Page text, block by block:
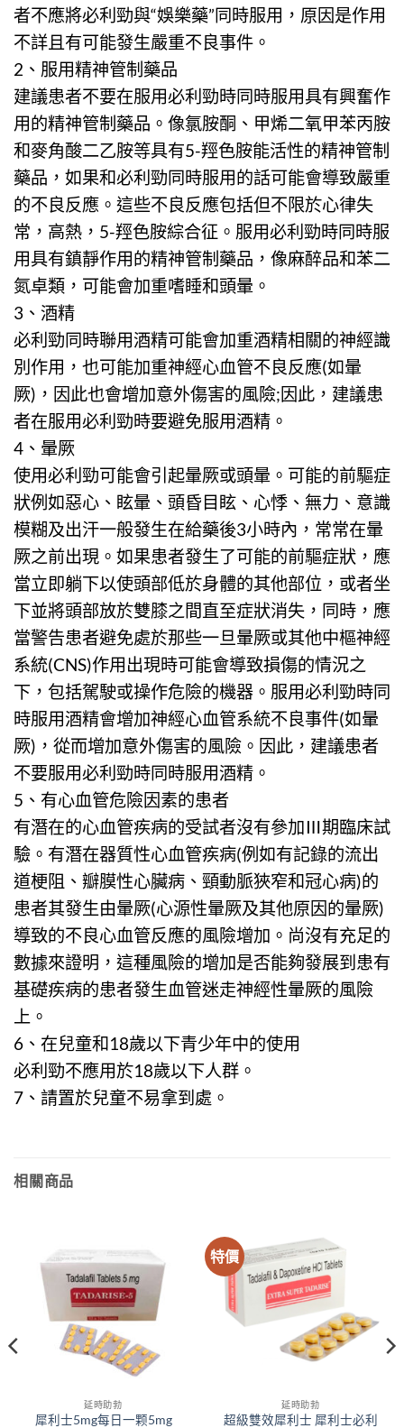
者不應將必利勁與“娛樂藥”同時服用，原因是作用
不詳且有可能發生嚴重不良事件。
2、服用精神管制藥品
建議患者不要在服用必利勁時同時服用具有興奮作
用的精神管制藥品。像氯胺酮、甲烯二氧甲苯丙胺
和麥角酸二乙胺等具有5-羥色胺能活性的精神管制
藥品，如果和必利勁同時服用的話可能會導致嚴重
的不良反應。這些不良反應包括但不限於心律失
常，高熱，5-羥色胺綜合征。服用必利勁時同時服
用具有鎮靜作用的精神管制藥品，像麻醉品和苯二
氮卓類，可能會加重嗜睡和頭暈。
3、酒精
必利勁同時聯用酒精可能會加重酒精相關的神經識
別作用，也可能加重神經心血管不良反應(如暈
厥)，因此也會增加意外傷害的風險;因此，建議患
者在服用必利勁時要避免服用酒精。
4、暈厥
使用必利勁可能會引起暈厥或頭暈。可能的前驅症
狀例如惡心、眩暈、頭昏目眩、心悸、無力、意識
模糊及出汗一般發生在給藥後3小時內，常常在暈
厥之前出現。如果患者發生了可能的前驅症狀，應
當立即躺下以使頭部低於身體的其他部位，或者坐
下並將頭部放於雙膝之間直至症狀消失，同時，應
當警告患者避免處於那些一旦暈厥或其他中樞神經
系統(CNS)作用出現時可能會導致損傷的情況之
下，包括駕駛或操作危險的機器。服用必利勁時同
時服用酒精會增加神經心血管系統不良事件(如暈
厥)，從而增加意外傷害的風險。因此，建議患者
不要服用必利勁時同時服用酒精。
5、有心血管危險因素的患者
有潛在的心血管疾病的受試者沒有參加Ⅲ期臨床試
驗。有潛在器質性心血管疾病(例如有記錄的流出
道梗阻、瓣膜性心臟病、頸動脈狹窄和冠心病)的
患者其發生由暈厥(心源性暈厥及其他原因的暈厥)
導致的不良心血管反應的風險增加。尚沒有充足的
數據來證明，這種風險的增加是否能夠發展到患有
基礎疾病的患者發生血管迷走神經性暈厥的風險
上。
6、在兒童和18歲以下青少年中的使用
必利勁不應用於18歲以下人群。
7、請置於兒童不易拿到處。
相關商品
延時助勃
犀利士5mg每日一颗5mg
特價
延時助勃
超級雙效犀利士 犀利士必利